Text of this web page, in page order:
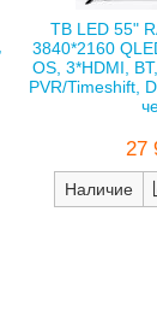
ТВ LED 55"
3840*2160
OS, 3*HDMI,
PVR/Timeshift,
27
Наличие